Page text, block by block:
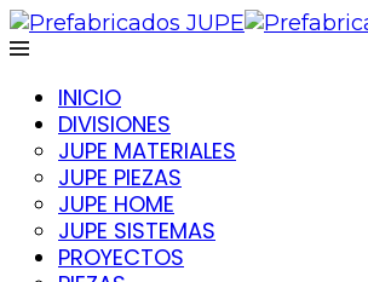
INICIO
DIVISIONES
JUPE MATERIALES
JUPE PIEZAS
JUPE HOME
JUPE SISTEMAS
PROYECTOS